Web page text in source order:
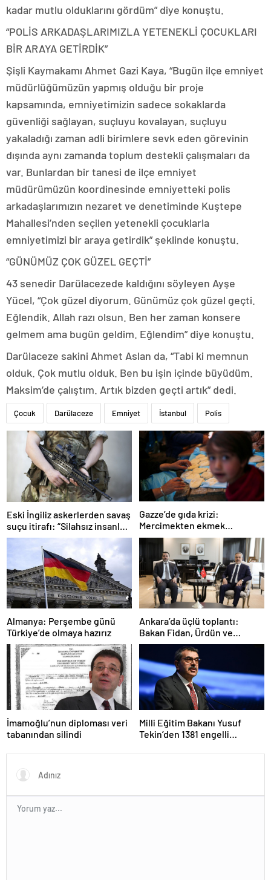
kadar mutlu olduklarını gördüm” diye konuştu.
“POLİS ARKADAŞLARIMIZLA YETENEKLİ ÇOCUKLARI
BİR ARAYA GETİRDİK”
Şişli Kaymakamı Ahmet Gazi Kaya, “Bugün ilçe emniyet
müdürlüğümüzün yapmış olduğu bir proje
kapsamında, emniyetimizin sadece sokaklarda
güvenliği sağlayan, suçluyu kovalayan, suçluyu
yakaladığı zaman adli birimlere sevk eden görevinin
dışında aynı zamanda toplum destekli çalışmaları da
var. Bunlardan bir tanesi de ilçe emniyet
müdürümüzün koordinesinde emniyetteki polis
arkadaşlarımızın nezaret ve denetiminde Kuştepe
Mahallesi’nden seçilen yetenekli çocuklarla
emniyetimizi bir araya getirdik” şeklinde konuştu.
“GÜNÜMÜZ ÇOK GÜZEL GEÇTİ”
43 senedir Darülacezede kaldığını söyleyen Ayşe
Yücel, “Çok güzel diyorum. Günümüz çok güzel geçti.
Eğlendik. Allah razı olsun. Ben her zaman konsere
gelmem ama bugün geldim. Eğlendim” diye konuştu.
Darülaceze sakini Ahmet Aslan da, “Tabi ki memnun
olduk. Çok mutlu olduk. Ben bu işin içinde büyüdüm.
Maksim’de çalıştım. Artık bizden geçti artık” dedi.
Çocuk Darülaceze Emniyet İstanbul Polis
Eski İngiliz askerlerden savaş
suçu itirafı: “Silahsız insanları
uykuda öldürdüler”
Gazze’de gıda krizi:
Mercimekten ekmek
yapıyorlar
Almanya: Perşembe günü
Türkiye’de olmaya hazırız
Ankara’da üçlü toplantı:
Bakan Fidan, Ürdün ve
Suriyeli mevkidaşlarıyla
görüştü
İmamoğlu’nun diploması veri
tabanından silindi
Milli Eğitim Bakanı Yusuf
Tekin’den 1381 engelli
paylaşım